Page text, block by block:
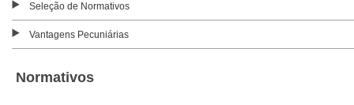
Seleção de Normativos
Vantagens Pecuniárias
Normativos